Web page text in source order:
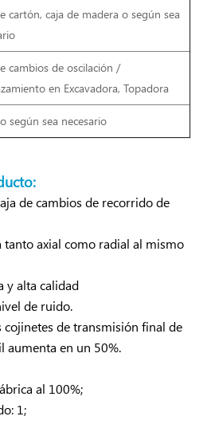
cartón, caja de madera o según sea
cambios de oscilación /
en Excavadora, Topadora
según sea necesario
de cambios de recorrido de
tanto axial como radial al mismo
y alta calidad
de ruido.
cojinetes de transmisión final de
aumenta en un 50%.
al 100%;
1;